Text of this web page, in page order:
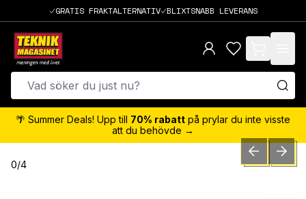
GRATIS FRAKTALTERNATIV BLIXTSNABB LEVERANS
items in cart,
🌴 Summer Deals! Upp till 70% rabatt på prylar du inte visste
att du behövde →
0/4 PREVIOUSNEXT